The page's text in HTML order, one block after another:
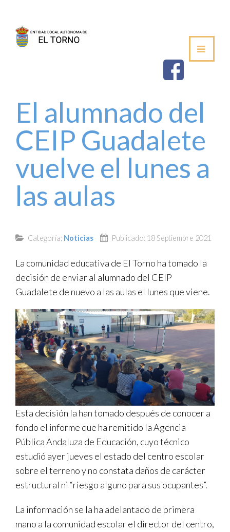
SALUDA DEL ALCALDE
CORPORACIÓN MUNICIPAL
VOCALÍAS / DELEGACIONES
PLENOS DE LA JUNTA VECINAL
TRANSPARENCIA
El alumnado del
CEIP Guadalete
vuelve el lunes a
las aulas
Categoría: Noticias Publicado: 18 Septiembre 2021
La comunidad educativa de El Torno ha tomado la
decisión de enviar al alumnado del CEIP
Guadalete de nuevo a las aulas el lunes que viene.
Esta decisión la han tomado después de conocer a
fondo el informe que ha remitido la Agencia
Pública Andaluza de Educación, cuyo técnico
estudió ayer jueves el estado del centro escolar
sobre el terreno y no constata daños de carácter
estructural ni “riesgo alguno para sus ocupantes”.
La información se la ha adelantado de primera
mano a la comunidad escolar el director del centro,